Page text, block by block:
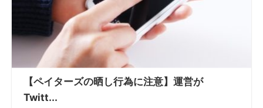
【ペイターズの晒し行為に注意】運営が
Twitt...